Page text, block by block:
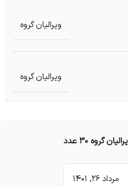
ویرالیان گروه
ویرالیان گروه
گروه 30 عدد
مرداد 26, 1401